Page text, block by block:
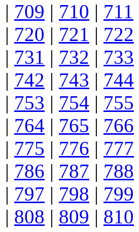
| 709 | 710 | 711
| 720 | 721 | 722
| 731 | 732 | 733
| 742 | 743 | 744
| 753 | 754 | 755
| 764 | 765 | 766
| 775 | 776 | 777
| 786 | 787 | 788
| 797 | 798 | 799
| 808 | 809 | 810